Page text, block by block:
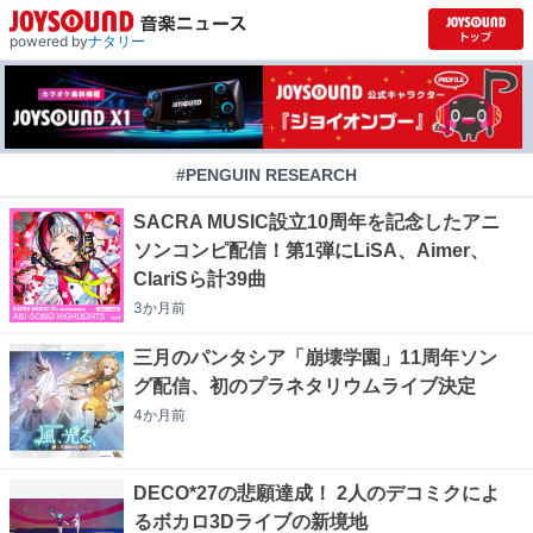
powered byナタリー
#PENGUIN RESEARCH
SACRA MUSIC設立10周年を記念したアニ
ソンコンピ配信！第1弾にLiSA、Aimer、
ClariSら計39曲
3か月前
三月のパンタシア「崩壊学園」11周年ソン
グ配信、初のプラネタリウムライブ決定
4か月前
DECO*27の悲願達成！ 2人のデコミクによ
るボカロ3Dライブの新境地